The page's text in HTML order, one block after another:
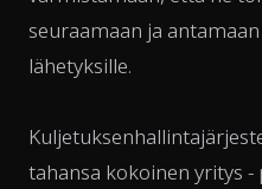
seuraamaan ja
lähetyksille.
tahansa kokoinen yritys